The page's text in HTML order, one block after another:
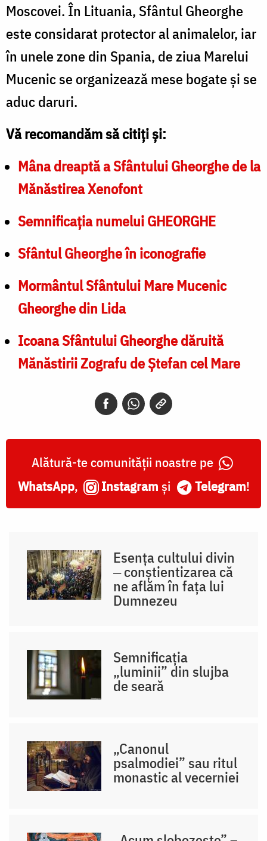
Moscovei. În Lituania, Sfântul Gheorghe
este considarat protector al animalelor, iar
în unele zone din Spania, de ziua Marelui
Mucenic se organizează mese bogate și se
aduc daruri.
Vă recomandăm să citiți și:
Mâna dreaptă a Sfântului Gheorghe de la
Mănăstirea Xenofont
Semnificația numelui GHEORGHE
Sfântul Gheorghe în iconografie
Mormântul Sfântului Mare Mucenic
Gheorghe din Lida
Icoana Sfântului Gheorghe dăruită
Mănăstirii Zografu de Ştefan cel Mare
Alătură-te comunității noastre pe
WhatsApp, Instagram și Telegram!
Esența cultului divin
‒ conștientizarea că
ne aflăm în fața lui
Dumnezeu
Semnificația
„luminii” din slujba
de seară
„Canonul
psalmodiei” sau ritul
monastic al vecerniei